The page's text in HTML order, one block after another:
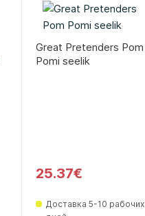
Great Pretenders Pom
Pomi seelik
25.37€
Доставка 5-10 рабочих